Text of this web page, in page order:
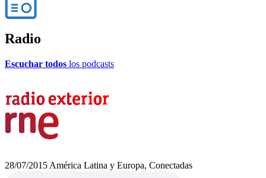
Radio
Escuchar todos los podcasts
28/07/2015 América Latina y Europa, Conectadas